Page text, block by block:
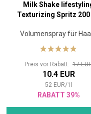
Milk Shake
Texturizing Spritz 200
Volumenspray für
Preis vor Rabatt: 17
10.4 EUR
52 EUR/1
RABATT 39%